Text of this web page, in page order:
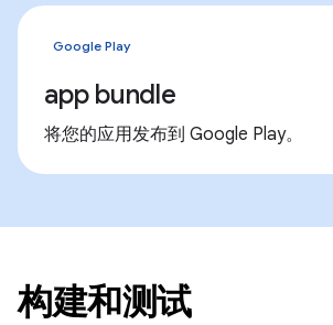
Google Play
app bundle
将您的应用发布到 Google Play。
构建和测试